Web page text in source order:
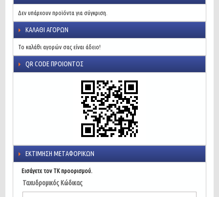
Δεν υπάρχουν προϊόντα για σύγκριση.
ΚΑΛΆΘΙ ΑΓΟΡΏΝ
Το καλάθι αγορών σας είναι άδειο!
QR CODE ΠΡΟΙΌΝΤΟΣ
ΕΚΤΊΜΗΣΗ ΜΕΤΑΦΟΡΙΚΏΝ
Εισάγετε τον ΤΚ προορισμού.
Ταχυδρομικός Κώδικας